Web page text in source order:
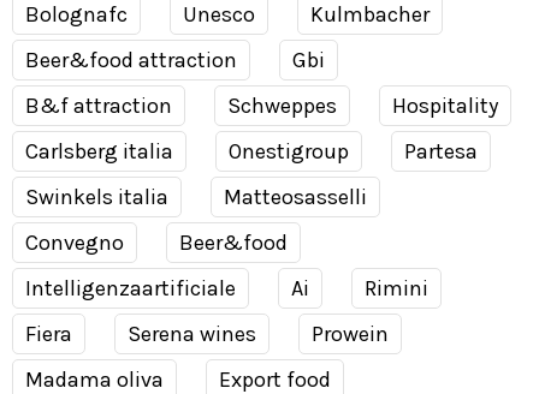
Bolognafc
Unesco
Kulmbacher
Beer&food attraction
Gbi
B&f attraction
Schweppes
Hospitality
Carlsberg italia
Onestigroup
Partesa
Swinkels italia
Matteosasselli
Convegno
Beer&food
Intelligenzaartificiale
Ai
Rimini
Fiera
Serena wines
Prowein
Madama oliva
Export food